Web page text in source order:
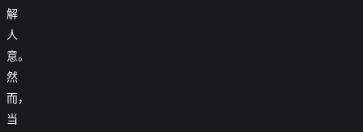
解
人
意。
然
而，
当